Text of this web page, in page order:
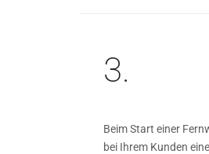
3.
Beim Start einer
bei Ihrem Kunden